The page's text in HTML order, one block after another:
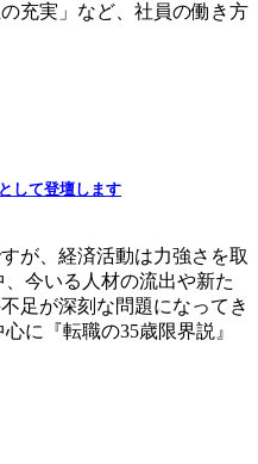
充実」など、社員の働き方
して登壇します
が、経済活動は力強さを取
今いる人材の流出や新た
足が深刻な問題になってき
に『転職の35歳限界説』